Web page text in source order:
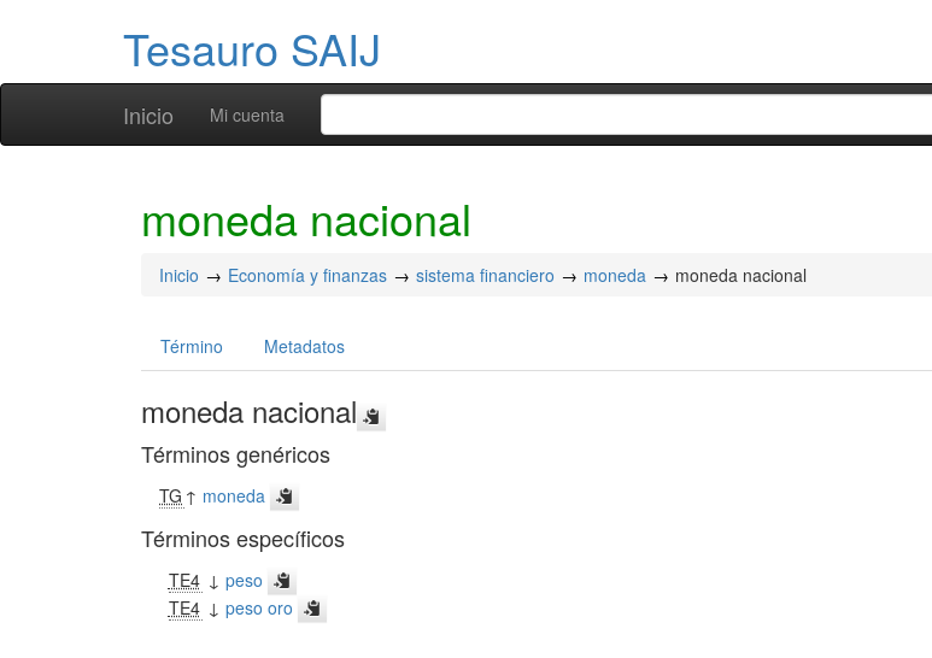
Tesauro SAIJ
Inicio Mi cuenta
moneda nacional
Inicio Economía y finanzas sistema financiero moneda moneda nacional
Término Metadatos
moneda nacional
Términos genéricos
TG ↑ moneda
Términos específicos
TE4 ↓ peso
TE4 ↓ peso oro